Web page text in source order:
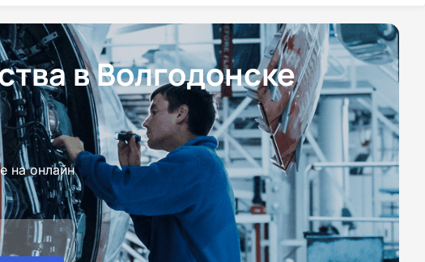
в Волгодонске
на онлайн